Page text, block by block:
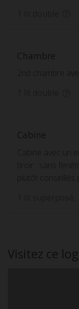
Chambre
2nd chambre
Cabine
Cabine avec un
tiroir : sans
plutôt
Visitez ce